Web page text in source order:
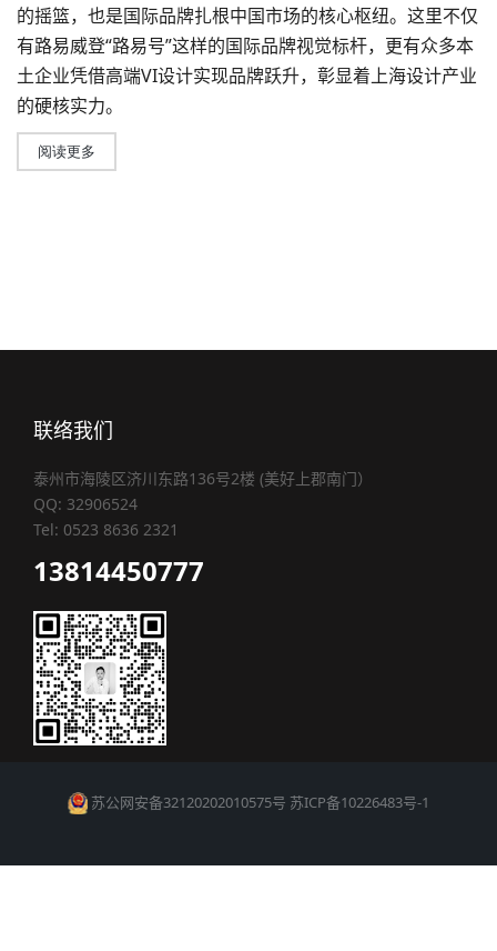
的摇篮，也是国际品牌扎根中国市场的核心枢纽。这里不仅
有路易威登“路易号”这样的国际品牌视觉标杆，更有众多本
土企业凭借高端VI设计实现品牌跃升，彰显着上海设计产业
的硬核实力。
阅读更多
联络我们
泰州市海陵区济川东路136号2楼 (美好上郡南门）
QQ: 32906524
Tel: 0523 8636 2321
13814450777
苏公网安备32120202010575号 苏ICP备10226483号-1